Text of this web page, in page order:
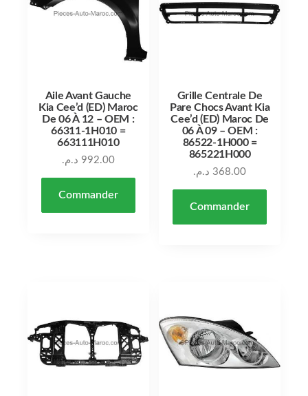
Aile Avant Gauche
Kia Cee’d (ED) Maroc
De 06 À 12 – OEM :
66311-1H010 =
663111H010
992.00 د.م.
Commander
Grille Centrale De
Pare Chocs Avant Kia
Cee’d (ED) Maroc De
06 À 09 – OEM :
86522-1H000 =
865221H000
368.00 د.م.
Commander